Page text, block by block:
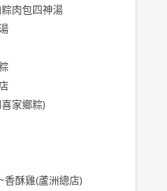
粽肉包四神湯
家鄉粽)
香酥雞(蘆洲總店)